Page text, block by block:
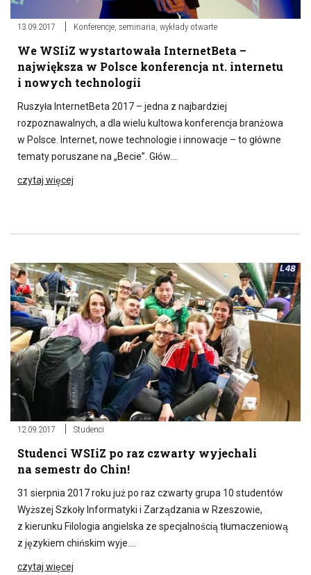
13.09.2017 Konferencje, seminaria, wykłady otwarte
We WSIiZ wystartowała InternetBeta –
największa w Polsce konferencja nt. internetu
i nowych technologii
Ruszyła InternetBeta 2017 – jedna z najbardziej
rozpoznawalnych, a dla wielu kultowa konferencja branżowa
w Polsce. Internet, nowe technologie i innowacje – to główne
tematy poruszane na „Becie”. Głów….
czytaj więcej
12.09.2017 Studenci
Studenci WSIiZ po raz czwarty wyjechali
na semestr do Chin!
31 sierpnia 2017 roku już po raz czwarty grupa 10 studentów
Wyższej Szkoły Informatyki i Zarządzania w Rzeszowie,
z kierunku Filologia angielska ze specjalnością tłumaczeniową
z językiem chińskim wyje….
czytaj więcej